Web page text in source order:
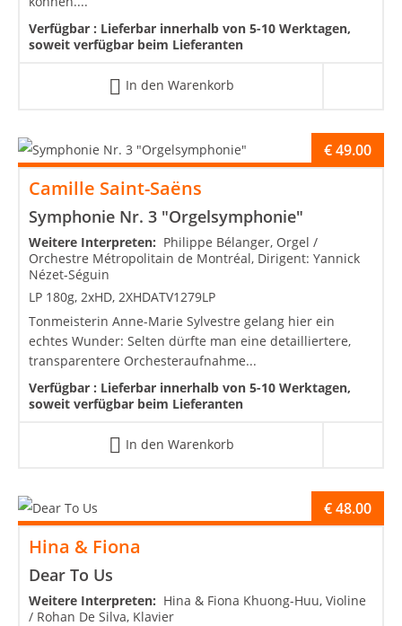
Verfügbar : Lieferbar innerhalb von 5-10 Werktagen,
soweit verfügbar beim Lieferanten
In den Warenkorb
Camille Saint-Saëns
Symphonie Nr. 3 "Orgelsymphonie"
€49.00
Weitere Interpreten: Philippe Bélanger, Orgel /
Orchestre Métropolitain de Montréal, Dirigent: Yannick
Nézet-Séguin
LP 180g, 2xHD, 2XHDATV1279LP
Tonmeisterin Anne-Marie Sylvestre gelang hier ein
echtes Wunder: Selten dürfte man eine detailliertere,
transparentere Orchesteraufnahme...
Verfügbar : Lieferbar innerhalb von 5-10 Werktagen,
soweit verfügbar beim Lieferanten
In den Warenkorb
Hina & Fiona
Dear To Us
€48.00
Weitere Interpreten: Hina & Fiona Khuong-Huu, Violine
/ Rohan De Silva, Klavier